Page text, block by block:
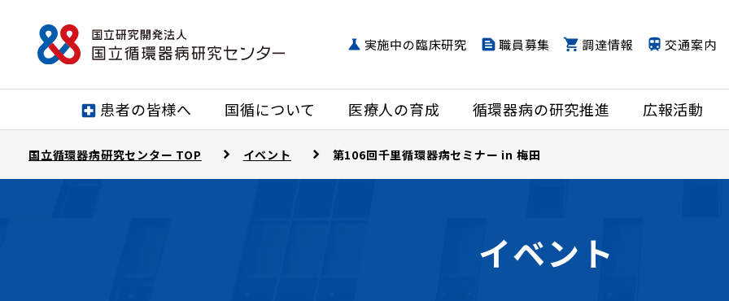
患者の皆様へ 国循について 医療人の育成 循環器病の研究推進 広報活動
実施中の臨床研究 職員募集 調達情報 交通案内
国立循環器病研究センター TOP イベント 第106回千里循環器病セミナー in 梅田
イベント